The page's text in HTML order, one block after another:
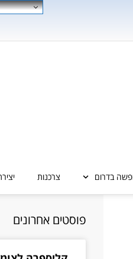
בדרום צרכנות
פוסטים אחרונים